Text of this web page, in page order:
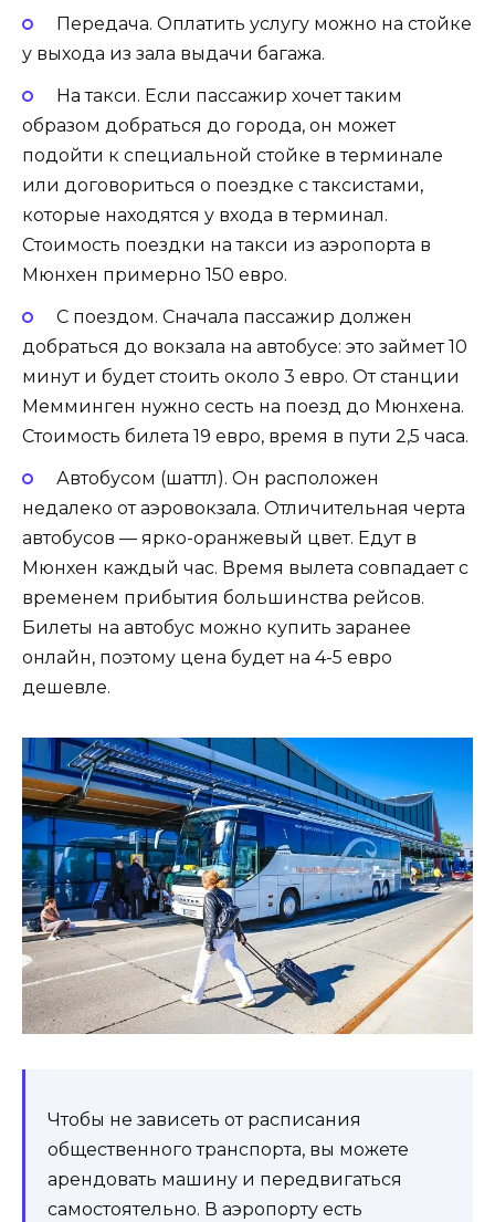
Передача. Оплатить услугу можно на стойке
у выхода из зала выдачи багажа.
На такси. Если пассажир хочет таким
образом добраться до города, он может
подойти к специальной стойке в терминале
или договориться о поездке с таксистами,
которые находятся у входа в терминал.
Стоимость поездки на такси из аэропорта в
Мюнхен примерно 150 евро.
С поездом. Сначала пассажир должен
добраться до вокзала на автобусе: это займет 10
минут и будет стоить около 3 евро. От станции
Мемминген нужно сесть на поезд до Мюнхена.
Стоимость билета 19 евро, время в пути 2,5 часа.
Автобусом (шаттл). Он расположен
недалеко от аэровокзала. Отличительная черта
автобусов — ярко-оранжевый цвет. Едут в
Мюнхен каждый час. Время вылета совпадает с
временем прибытия большинства рейсов.
Билеты на автобус можно купить заранее
онлайн, поэтому цена будет на 4-5 евро
дешевле.
Чтобы не зависеть от расписания
общественного транспорта, вы можете
арендовать машину и передвигаться
самостоятельно. В аэропорту есть